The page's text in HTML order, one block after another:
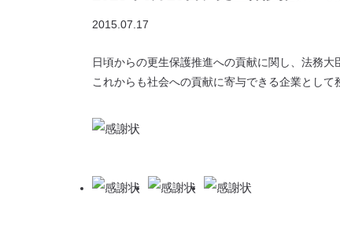
2015.07.17
日頃からの更生保護推進への貢献に関し、 法務大
これからも社会への貢献に寄与できる企業として